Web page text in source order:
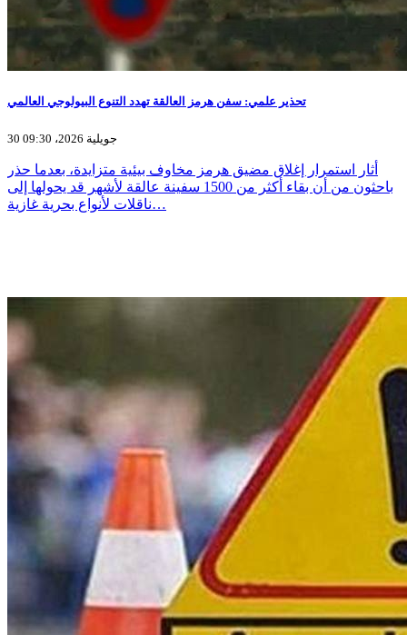
تحذير علمي: سفن هرمز العالقة تهدد التنوع البيولوجي العالمي
30 جويلية 2026، 09:30
أثار استمرار إغلاق مضيق هرمز مخاوف بيئية متزايدة، بعدما حذر
باحثون من أن بقاء أكثر من 1500 سفينة عالقة لأشهر قد يحولها إلى
ناقلات لأنواع بحرية غازية…